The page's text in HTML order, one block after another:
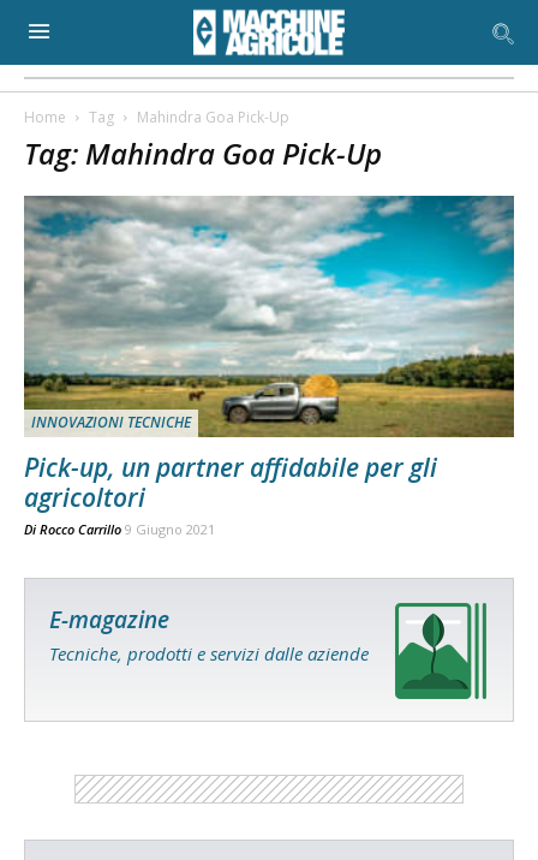
Home Tag Mahindra Goa Pick-Up
Tag: Mahindra Goa Pick-Up
INNOVAZIONI TECNICHE
Pick-up, un partner affidabile per gli
agricoltori
Di Rocco Carrillo 9 Giugno 2021
E-magazine
Tecniche, prodotti e servizi dalle aziende